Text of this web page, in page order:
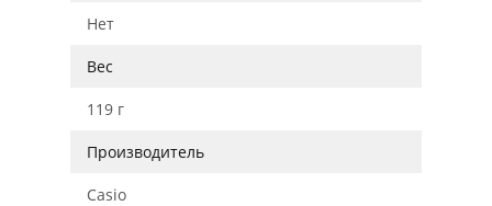
Нет
Вес
119 г
Производитель
Casio